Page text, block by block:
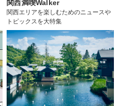
関西満喫Walker
関西エリアを楽しむためのニュースや
トピックスを大特集